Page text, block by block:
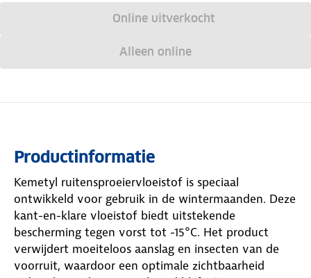
Online uitverkocht
Alleen online
Productinformatie
Kemetyl ruitensproeiervloeistof is speciaal
ontwikkeld voor gebruik in de wintermaanden. Deze
kant-en-klare vloeistof biedt uitstekende
bescherming tegen vorst tot -15°C. Het product
verwijdert moeiteloos aanslag en insecten van de
voorruit, waardoor een optimale zichtbaarheid